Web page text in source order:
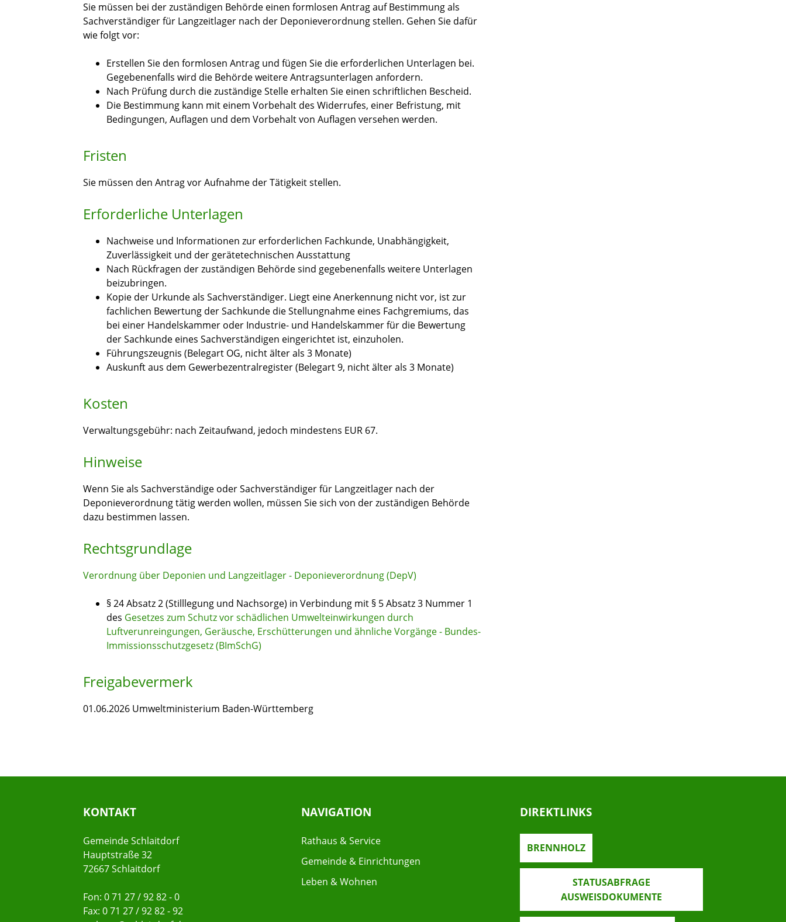
Sie müssen bei der zuständigen Behörde einen formlosen Antrag auf Bestimmung als
Sachverständiger für Langzeitlager nach der Deponieverordnung stellen. Gehen Sie dafür
wie folgt vor:
Erstellen Sie den formlosen Antrag und fügen Sie die erforderlichen Unterlagen bei.
Gegebenenfalls wird die Behörde weitere Antragsunterlagen anfordern.
Nach Prüfung durch die zuständige Stelle erhalten Sie einen schriftlichen Bescheid.
Die Bestimmung kann mit einem Vorbehalt des Widerrufes, einer Befristung, mit
Bedingungen, Auflagen und dem Vorbehalt von Auflagen versehen werden.
Fristen
Sie müssen den Antrag vor Aufnahme der Tätigkeit stellen.
Erforderliche Unterlagen
Nachweise und Informationen zur erforderlichen Fachkunde, Unabhängigkeit,
Zuverlässigkeit und der gerätetechnischen Ausstattung
Nach Rückfragen der zuständigen Behörde sind gegebenenfalls weitere Unterlagen
beizubringen.
Kopie der Urkunde als Sachverständiger. Liegt eine Anerkennung nicht vor, ist zur
fachlichen Bewertung der Sachkunde die Stellungnahme eines Fachgremiums, das
bei einer Handelskammer oder Industrie- und Handelskammer für die Bewertung
der Sachkunde eines Sachverständigen eingerichtet ist, einzuholen.
Führungszeugnis (Belegart OG, nicht älter als 3 Monate)
Auskunft aus dem Gewerbezentralregister (Belegart 9, nicht älter als 3 Monate)
Kosten
Verwaltungsgebühr: nach Zeitaufwand, jedoch mindestens EUR 67.
Hinweise
Wenn Sie als Sachverständige oder Sachverständiger für Langzeitlager nach der
Deponieverordnung tätig werden wollen, müssen Sie sich von der zuständigen Behörde
dazu bestimmen lassen.
Rechtsgrundlage
Verordnung über Deponien und Langzeitlager - Deponieverordnung (DepV)
§ 24 Absatz 2 (Stilllegung und Nachsorge) in Verbindung mit § 5 Absatz 3 Nummer 1
des Gesetzes zum Schutz vor schädlichen Umwelteinwirkungen durch
Luftverunreingungen, Geräusche, Erschütterungen und ähnliche Vorgänge - Bundes-
Immissionsschutzgesetz (BImSchG)
Freigabevermerk
01.06.2026 Umweltministerium Baden-Württemberg
KONTAKT
Gemeinde Schlaitdorf
Hauptstraße 32
72667 Schlaitdorf
Fon: 0 71 27 / 92 82 - 0
Fax: 0 71 27 / 92 82 - 92
NAVIGATION
Rathaus & Service
Gemeinde & Einrichtungen
Leben & Wohnen
DIREKTLINKS
BRENNHOLZ
STATUSABFRAGE
AUSWEISDOKUMENTE